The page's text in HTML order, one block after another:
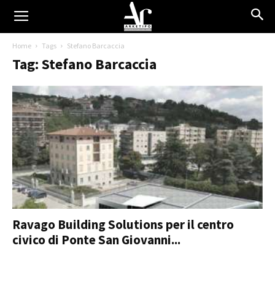
Home Tags Stefano Barcaccia
Tag: Stefano Barcaccia
Ravago Building Solutions per il centro
civico di Ponte San Giovanni...